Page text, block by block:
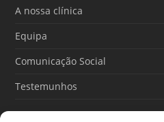
o e r
A nossa clínica
Equipa
Comunicação Social
Testemunhos